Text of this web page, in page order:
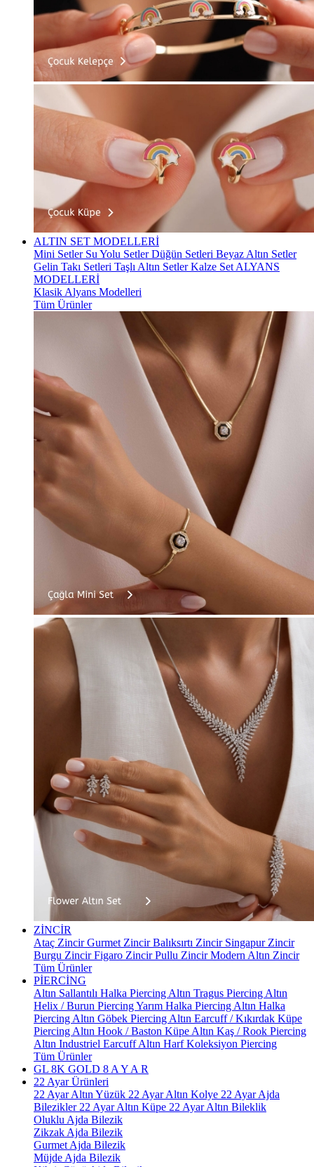
ALTIN SET MODELLERİ
Mini Setler Su Yolu SetlerDüğün Setleri Beyaz Altın Setler
Gelin Takı Setleri Taşlı Altın SetlerKalze Set ALYANS
MODELLERİ
Klasik Alyans Modelleri
Tüm Ürünler
ZİNCİR
Ataç ZincirGurmet ZincirBalıksırtı Zincir Singapur Zincir
Burgu ZincirFigaro ZincirPullu ZincirModern Altın Zincir
Tüm Ürünler
PİERCİNG
Altın Sallantılı Halka Piercing Altın Tragus Piercing Altın
Helix / Burun PiercingYarım Halka Piercing Altın Halka
Piercing Altın Göbek Piercing Altın Earcuff / Kıkırdak Küpe
Piercing Altın Hook / Baston Küpe Altın Kaş / Rook Piercing
Altın Industriel EarcuffAltın Harf Koleksiyon Piercing
Tüm Ürünler
GL 8K GOLD 8 A Y A R
22 Ayar Ürünleri
22 Ayar Altın Yüzük 22 Ayar Altın Kolye 22 Ayar Ajda
Bilezikler 22 Ayar Altın Küpe 22 Ayar Altın Bileklik
Oluklu Ajda Bilezik
Zikzak Ajda Bilezik
Gurmet Ajda Bilezik
Müjde Ajda Bilezik